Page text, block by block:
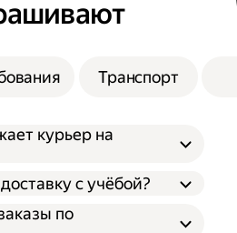
Транспорт
курьер на
с учёбой?
по